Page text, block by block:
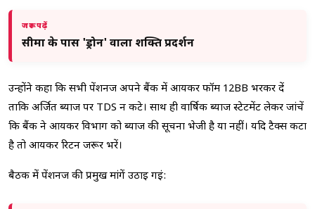
जरूर पढ़ें
सीमा के पास 'ड्रोन' वाला शक्ति प्रदर्शन
उन्होंने कहा कि सभी पेंशनर्ज अपने बैंक में आयकर फॉर्म 12BB भरकर दें
ताकि अर्जित ब्याज पर TDS न कटे। साथ ही वार्षिक ब्याज स्टेटमेंट लेकर जांचें
कि बैंक ने आयकर विभाग को ब्याज की सूचना भेजी है या नहीं। यदि टैक्स कटा
है तो आयकर रिटर्न जरूर भरें।
बैठक में पेंशनर्ज की प्रमुख मांगें उठाई गईं: